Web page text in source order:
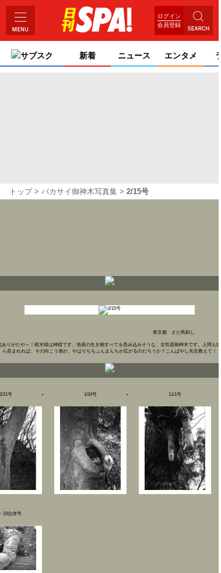
ログイン
会員登録
サブスク 新着 ニュース エンタメ
トップ バカサイ御神木写真集 2/15号
東京都 さだ馬刺し
ありがたや～！樹木様は神様です。地表の生き物すべてを呑み込みそうな、女性器御神木です。人間も頭
ら呑まれれば、その向こう側が、やはりちちょんまんちが広がるのだろうか？こんばやし先生教えて！
2/21号 1/24号 11/1号
23合併号